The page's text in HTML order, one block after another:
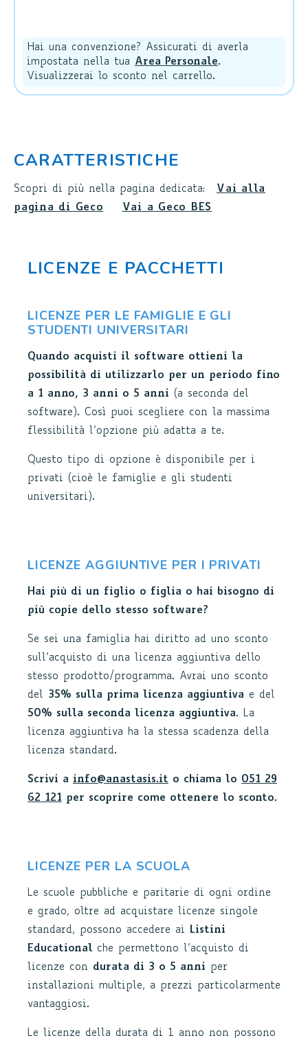
Hai una convenzione? Assicurati di averla
impostata nella tua Area Personale.
Visualizzerai lo sconto nel carrello.
CARATTERISTICHE
Scopri di più nella pagina dedicata:
Vai alla
pagina di Geco
Vai a Geco BES
LICENZE E PACCHETTI
LICENZE PER LE FAMIGLIE E GLI
STUDENTI UNIVERSITARI
Quando acquisti il software ottieni la
possibilità di utilizzarlo per un periodo fino
a 1 anno, 3 anni o 5 anni (a seconda del
software). Così puoi scegliere con la massima
flessibilità l’opzione più adatta a te.
Questo tipo di opzione è disponibile per i
privati (cioè le famiglie e gli studenti
universitari).
LICENZE AGGIUNTIVE PER I PRIVATI
Hai più di un figlio o figlia o hai bisogno di
più copie dello stesso software?
Se sei una famiglia hai diritto ad uno sconto
sull’acquisto di una licenza aggiuntiva dello
stesso prodotto/programma. Avrai uno sconto
del 35% sulla prima licenza aggiuntiva e del
50% sulla seconda licenza aggiuntiva. La
licenza aggiuntiva ha la stessa scadenza della
licenza standard.
Scrivi a info@anastasis.it o chiama lo 051 29
62 121 per scoprire come ottenere lo sconto.
LICENZE PER LA SCUOLA
Le scuole pubbliche e paritarie di ogni ordine
e grado, oltre ad acquistare licenze singole
standard, possono accedere ai Listini
Educational che permettono l’acquisto di
licenze con durata di 3 o 5 anni per
installazioni multiple, a prezzi particolarmente
vantaggiosi.
Le licenze della durata di 1 anno non possono